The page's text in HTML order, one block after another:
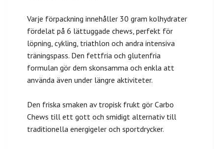
Varje förpackning innehåller 30 gram kolhydrater
fördelat på 6 lättuggade chews, perfekt för
löpning, cykling, triathlon och andra intensiva
träningspass. Den fettfria och glutenfria
formulan gör dem skonsamma och enkla att
använda även under längre aktiviteter.
Den friska smaken av tropisk frukt gör Carbo
Chews till ett gott och smidigt alternativ till
traditionella energigeler och sportdrycker.